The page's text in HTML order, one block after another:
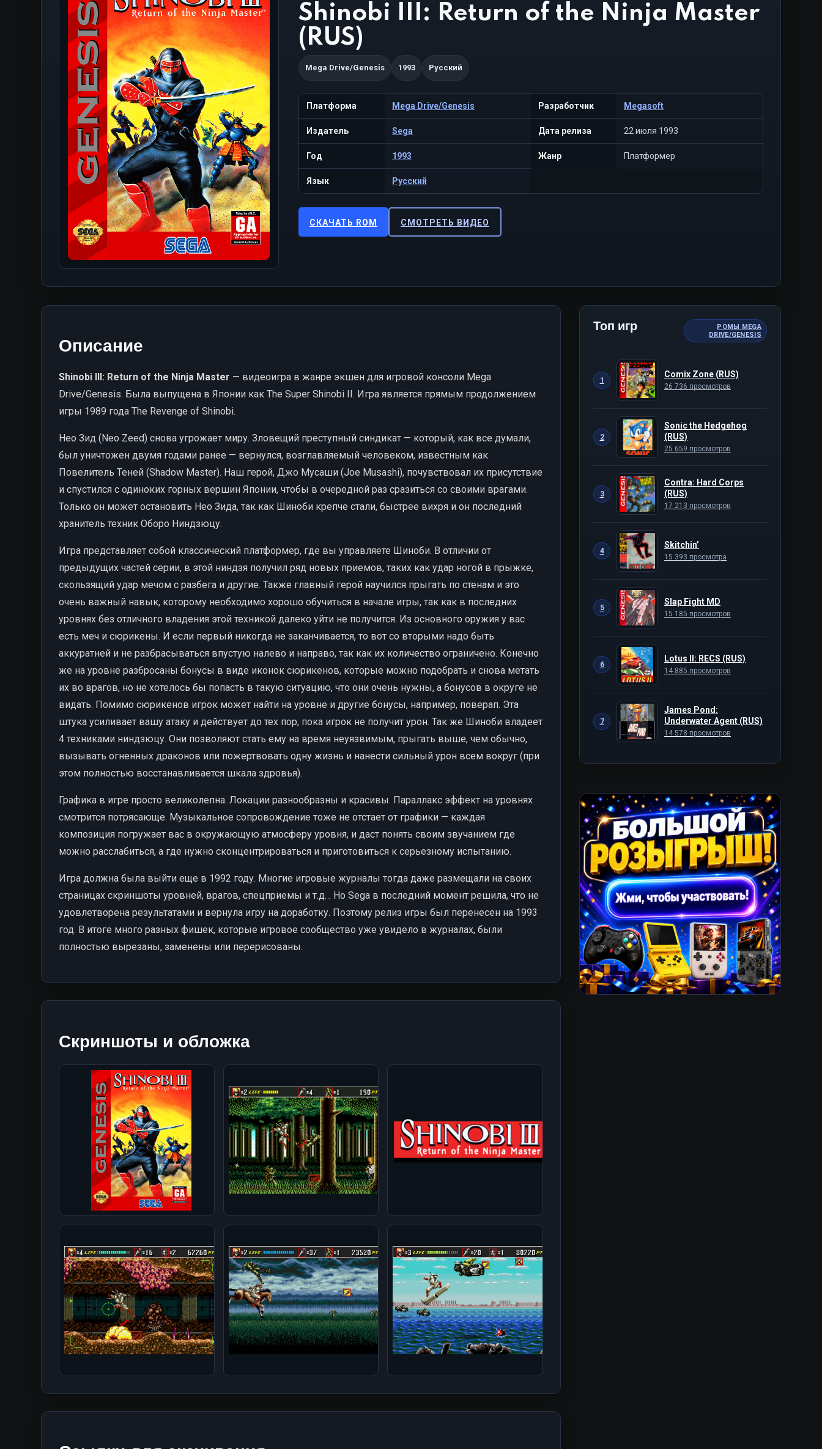
Shinobi III: Return of the Ninja Master
(RUS)
Mega Drive/Genesis 1993 Русский
Платформа Mega Drive/Genesis Разработчик Megasoft
Издатель Sega Дата релиза 22 июля 1993
Год 1993 Жанр Платформер
Язык Русский
СКАЧАТЬ ROM СМОТРЕТЬ ВИДЕО
Описание
Shinobi III: Return of the Ninja Master — видеоигра в жанре экшен для игровой консоли Mega
Drive/Genesis. Была выпущена в Японии как The Super Shinobi II. Игра является прямым продолжением
игры 1989 года The Revenge of Shinobi.
Нео Зид (Neo Zeed) снова угрожает миру. Зловещий преступный синдикат — который, как все думали,
был уничтожен двумя годами ранее — вернулся, возглавляемый человеком, известным как
Повелитель Теней (Shadow Master). Наш герой, Джо Мусаши (Joe Musashi), почувствовал их присутствие
и спустился с одиноких горных вершин Японии, чтобы в очередной раз сразиться со своими врагами.
Только он может остановить Нео Зида, так как Шиноби крепче стали, быстрее вихря и он последний
хранитель техник Оборо Ниндзюцу.
Игра представляет собой классический платформер, где вы управляете Шиноби. В отличии от
предыдущих частей серии, в этой ниндзя получил ряд новых приемов, таких как удар ногой в прыжке,
скользящий удар мечом с разбега и другие. Также главный герой научился прыгать по стенам и это
очень важный навык, которому необходимо хорошо обучиться в начале игры, так как в последних
уровнях без отличного владения этой техникой далеко уйти не получится. Из основного оружия у вас
есть меч и сюрикены. И если первый никогда не заканчивается, то вот со вторыми надо быть
аккуратней и не разбрасываться впустую налево и направо, так как их количество ограничено. Конечно
же на уровне разбросаны бонусы в виде иконок сюрикенов, которые можно подобрать и снова метать
их во врагов, но не хотелось бы попасть в такую ситуацию, что они очень нужны, а бонусов в округе не
видать. Помимо сюрикенов игрок может найти на уровне и другие бонусы, например, поверап. Эта
штука усиливает вашу атаку и действует до тех пор, пока игрок не получит урон. Так же Шиноби владеет
4 техниками ниндзюцу. Они позволяют стать ему на время неуязвимым, прыгать выше, чем обычно,
вызывать огненных драконов или пожертвовать одну жизнь и нанести сильный урон всем вокруг (при
этом полностью восстанавливается шкала здровья).
Графика в игре просто великолепна. Локации разнообразны и красивы. Параллакс эффект на уровнях
смотрится потрясающе. Музыкальное сопровождение тоже не отстает от графики — каждая
композиция погружает вас в окружающую атмосферу уровня, и даст понять своим звучанием где
можно расслабиться, а где нужно сконцентрироваться и приготовиться к серьезному испытанию.
Игра должна была выйти еще в 1992 году. Многие игровые журналы тогда даже размещали на своих
страницах скриншоты уровней, врагов, спецприемы и т.д… Но Sega в последний момент решила, что не
удовлетворена результатами и вернула игру на доработку. Поэтому релиз игры был перенесен на 1993
год. В итоге много разных фишек, которые игровое сообщество уже увидело в журналах, были
полностью вырезаны, заменены или перерисованы.
Скриншоты и обложка
Топ игр
РОМЫ MEGA
DRIVE/GENESIS
1
Comix Zone (RUS)
26 736 просмотров
2
Sonic the Hedgehog
(RUS)
25 659 просмотров
3
Contra: Hard Corps
(RUS)
17 213 просмотров
4
Skitchin’
15 393 просмотра
5
Slap Fight MD
15 185 просмотров
6
Lotus II: RECS (RUS)
14 885 просмотров
7
James Pond:
Underwater Agent (RUS)
14 578 просмотров